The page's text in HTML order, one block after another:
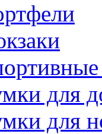
для
для